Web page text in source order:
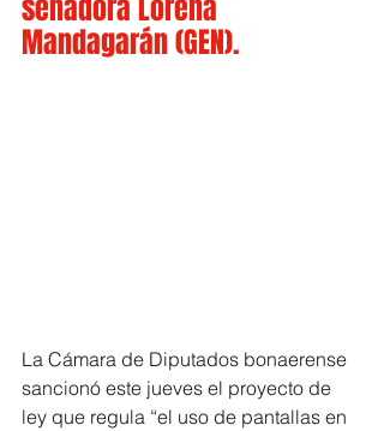
senadora Lorena
Mandagarán (GEN).
La Cámara de Diputados bonaerense
sancionó este jueves el proyecto de
ley que regula “el uso de pantallas en